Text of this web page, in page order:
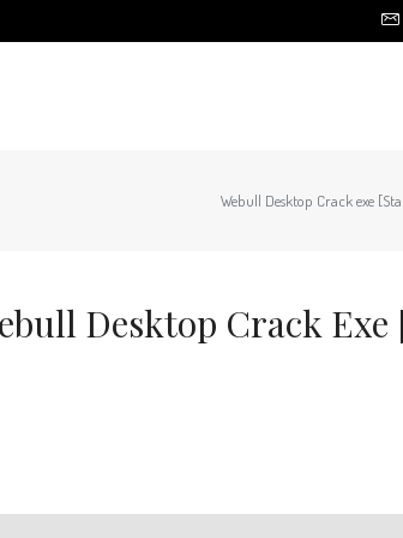
Webull Desktop Crack exe
Desktop Crack